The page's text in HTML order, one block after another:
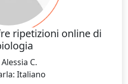
ripetizioni online di
Alessia C.
Italiano